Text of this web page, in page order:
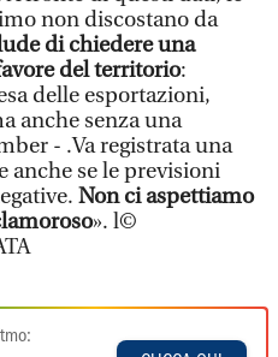
non discostano da
di chiedere una
del territorio:
delle esportazioni,
anche senza una
- .Va registrata una
anche se le previsioni
Non ci aspettiamo
». l©